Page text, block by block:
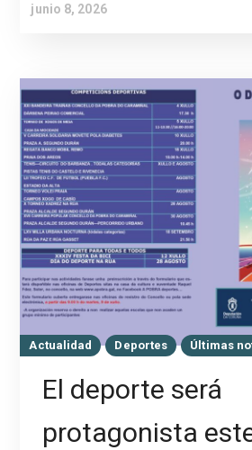
junio 8, 2026
Actualidad Deportes Últimas
El deporte será
protagonista